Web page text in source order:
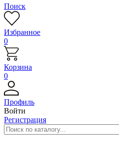
Поиск
Избранное
0
Корзина
0
Профиль
Войти
Регистрация